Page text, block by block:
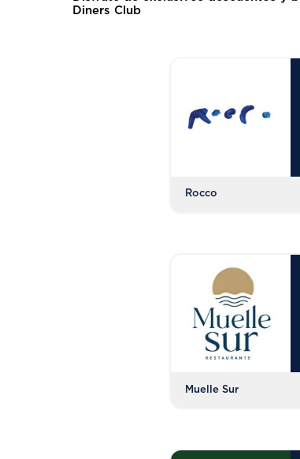
Diners Club
Rocco
Muelle Sur